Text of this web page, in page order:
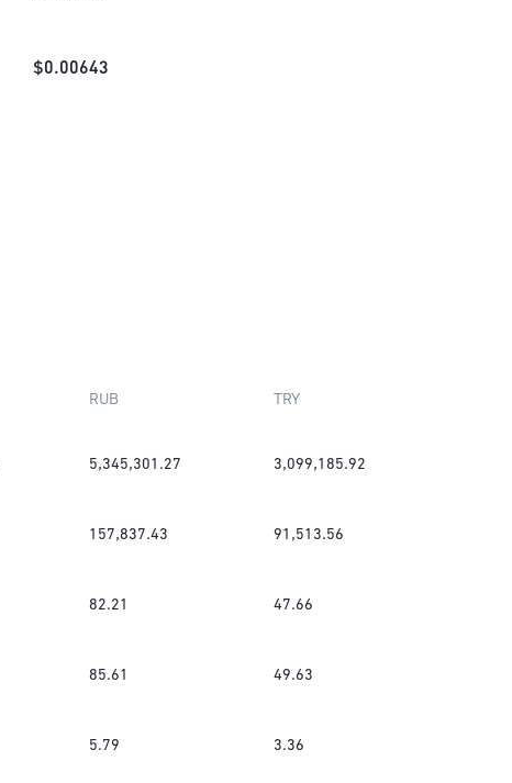
$0.00643
RUB TRY
5,345,301.27 3,099,185.92
157,837.43 91,513.56
82.21 47.66
85.61 49.63
5.79 3.36